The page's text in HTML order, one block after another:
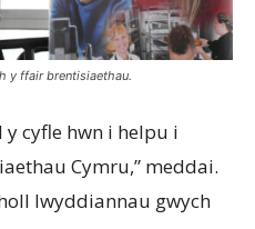
y ffair brentisiaethau.
y cyfle hwn i helpu i
Cymru,” meddai.
lwyddiannau gwych